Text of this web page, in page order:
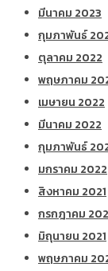
มีนาคม 2023
กุมภาพันธ์
ตุลาคม 2022
พฤษภาคม
เมษายน 2022
มีนาคม 2022
กุมภาพันธ์
มกราคม 2022
สิงหาคม 2021
กรกฎาคม
มิถุนายน 2021
พฤษภาคม